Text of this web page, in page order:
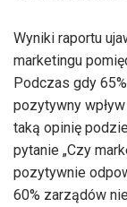
Wyniki raportu
marketingu
Podczas gdy
pozytywny
taką opinię
pytanie „Czy
pozytywnie
60% zarządów